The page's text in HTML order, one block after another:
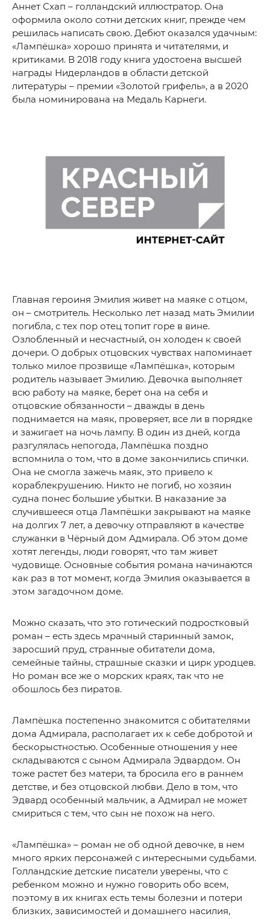
Аннет Схап – голландский иллюстратор. Она
оформила около сотни детских книг, прежде чем
решилась написать свою. Дебют оказался удачным:
«Лампёшка» хорошо принята и читателями, и
критиками. В 2018 году книга удостоена высшей
награды Нидерландов в области детской
литературы – премии «Золотой грифель», а в 2020
была номинирована на Медаль Карнеги.
Главная героиня Эмилия живет на маяке с отцом,
он – смотритель. Несколько лет назад мать Эмилии
погибла, с тех пор отец топит горе в вине.
Озлобленный и несчастный, он холоден к своей
дочери. О добрых отцовских чувствах напоминает
только милое прозвище «Лампёшка», которым
родитель называет Эмилию. Девочка выполняет
всю работу на маяке, берет она на себя и
отцовские обязанности – дважды в день
поднимается на маяк, проверяет, все ли в порядке
и зажигает на ночь лампу. В один из дней, когда
разгулялась непогода, Лампёшка поздно
вспомнила о том, что в доме закончились спички.
Она не смогла зажечь маяк, это привело к
кораблекрушению. Никто не погиб, но хозяин
судна понес большие убытки. В наказание за
случившееся отца Лампёшки закрывают на маяке
на долгих 7 лет, а девочку отправляют в качестве
служанки в Чёрный дом Адмирала. Об этом доме
хотят легенды, люди говорят, что там живет
чудовище. Основные события романа начинаются
как раз в тот момент, когда Эмилия оказывается в
этом загадочном доме.
Можно сказать, что это готический подростковый
роман – есть здесь мрачный старинный замок,
заросший пруд, странные обитатели дома,
семейные тайны, страшные сказки и цирк уродцев.
Но роман все же о морских краях, так что не
обошлось без пиратов.
Лампёшка постепенно знакомится с обитателями
дома Адмирала, располагает их к себе добротой и
бескорыстностью. Особенные отношения у нее
складываются с сыном Адмирала Эдвардом. Он
тоже растет без матери, та бросила его в раннем
детстве, и без отцовской любви. Дело в том, что
Эдвард особенный мальчик, а Адмирал не может
смириться с тем, что сын не похож на него.
«Лампёшка» – роман не об одной девочке, в нем
много ярких персонажей с интересными судьбами.
Голландские детские писатели уверены, что с
ребенком можно и нужно говорить обо всем,
поэтому в их книгах есть темы болезни и потери
близких, зависимостей и домашнего насилия,